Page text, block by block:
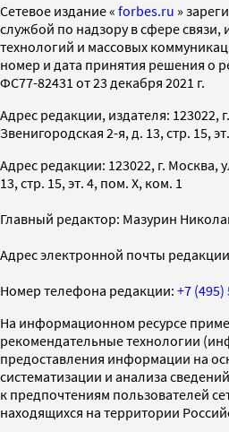
Cетевое издание « forbes.ru »
службой по надзору в сфере
технологий и массовых
номер и дата принятия решения о
ФС77-82431 от 23 декабря 2021 г.
Адрес редакции, издателя: 123022,
Звенигородская 2-я, д. 13, стр. 15,
Адрес редакции: 123022, г. Москва,
13, стр. 15, эт. 4, пом. X, ком. 1
Главный редактор: Мазурин
Адрес электронной почты
Номер телефона редакции: +7 (495)
На информационном ресурсе
рекомендательные технологии
предоставления информации на
систематизации и анализа
к предпочтениям пользователей
находящихся на территории